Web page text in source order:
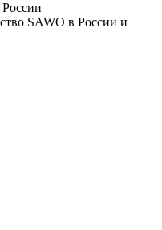
России
SAWO в России и